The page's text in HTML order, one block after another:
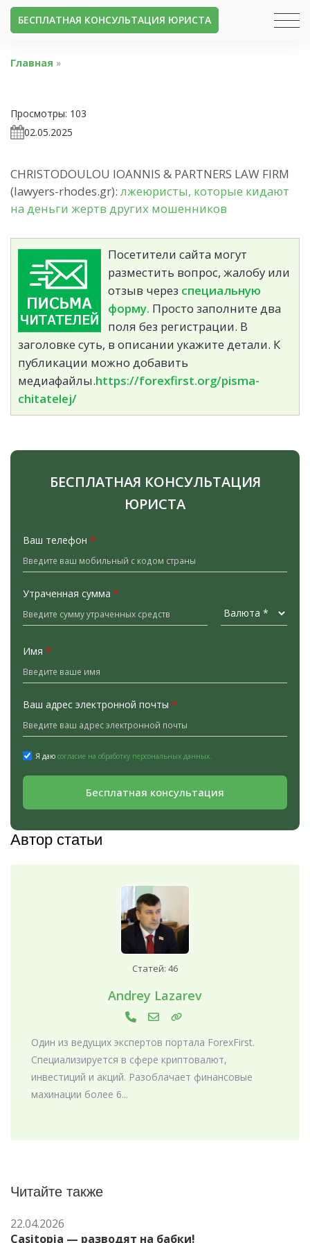
БЕСПЛАТНАЯ КОНСУЛЬТАЦИЯ ЮРИСТА
Главная »
Просмотры: 103
02.05.2025
CHRISTODOULOU IOANNIS & PARTNERS LAW FIRM
(lawyers-rhodes.gr): лжеюристы, которые кидают
на деньги жертв других мошенников
Посетители сайта могут
разместить вопрос, жалобу или
отзыв через специальную
форму. Просто заполните два
поля без регистрации. В
заголовке суть, в описании укажите детали. К
публикации можно добавить
медиафайлы.https://forexfirst.org/pisma-
chitatelej/
БЕСПЛАТНАЯ КОНСУЛЬТАЦИЯ
ЮРИСТА
Ваш телефон *
Утраченная сумма *
Имя *
Ваш адрес электронной почты *
Я даю согласие на обработку персональных данных.
Бесплатная консультация
Автор статьи
Статей: 46
Andrey Lazarev
Один из ведущих экспертов портала ForexFirst.
Специализируется в сфере криптовалют,
инвестиций и акций. Разоблачает финансовые
махинации более 6...
Читайте также
22.04.2026
Casitopia — разводят на бабки!